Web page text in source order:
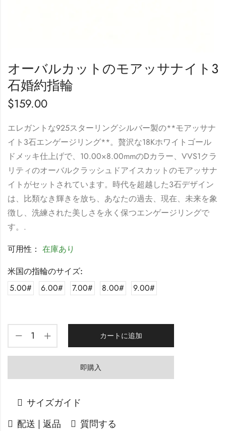
オーバルカットのモアッサナイト3
石婚約指輪
$159.00
エレガントな925スターリングシルバー製の**モアッサナ
イト3石エンゲージリング**。贅沢な18Kホワイトゴール
ドメッキ仕上げで、10.00×8.00mmのDカラー、VVS1クラ
リティのオーバルクラッシュドアイスカットのモアッサナ
イトがセットされています。時代を超越した3石デザイン
は、比類なき輝きを放ち、あなたの過去、現在、未来を象
徴し、洗練された美しさを永く保つエンゲージリングで
す。.
可用性： 在庫あり
米国の指輪のサイズ:
5.00#
6.00# 7.00# 8.00# 9.00#
カートに追加
即購入
サイズガイド
配送 | 返品
質問する